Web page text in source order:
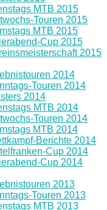
MTB 2015
Touren 2015
MTB 2015
Cup 2015
2015
2014
Touren 2014
2014
MTB 2014
Touren 2014
MTB 2014
Berichte 2014
Cup 2014
Cup 2014
2013
Touren 2013
MTB 2013